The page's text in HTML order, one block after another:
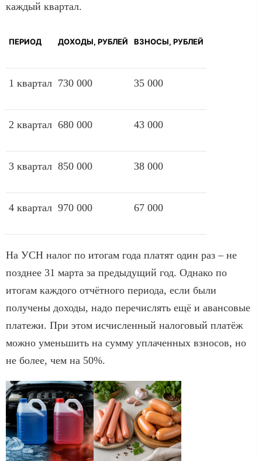
каждый квартал.
ПЕРИОД ДОХОДЫ, РУБЛЕЙ ВЗНОСЫ, РУБЛЕЙ
1 квартал 730 000 35 000
2 квартал 680 000 43 000
3 квартал 850 000 38 000
4 квартал 970 000 67 000
На УСН налог по итогам года платят один раз – не
позднее 31 марта за предыдущий год. Однако по
итогам каждого отчётного периода, если были
получены доходы, надо перечислять ещё и авансовые
платежи. При этом исчисленный налоговый платёж
можно уменьшить на сумму уплаченных взносов, но
не более, чем на 50%.